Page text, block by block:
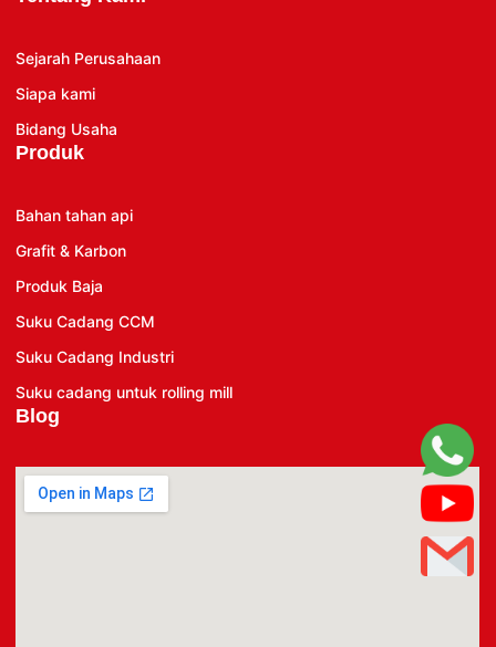
Sejarah Perusahaan
Siapa kami
Bidang Usaha
Produk
Bahan tahan api
Grafit & Karbon
Produk Baja
Suku Cadang CCM
Suku Cadang Industri
Suku cadang untuk rolling mill
Blog